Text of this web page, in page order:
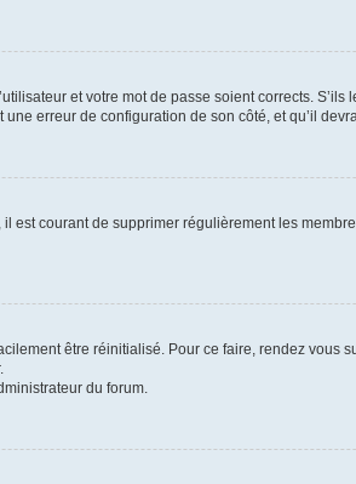
et votre mot de passe soient corrects.
erreur de configuration de son côté, et qu’il
est courant de supprimer régulièrement les
être réinitialisé. Pour ce faire, rendez vous
du forum.